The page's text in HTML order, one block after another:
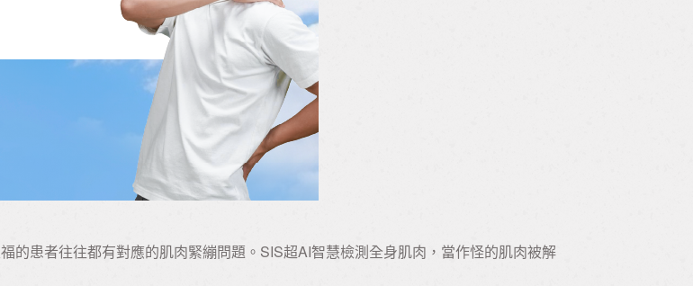
的患者往往都有對應的肌肉緊繃問題。SIS超AI智慧檢測全身肌肉，當作怪的肌肉被解